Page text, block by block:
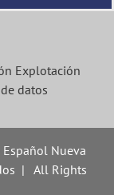
Explotación
datos
Nueva
| All Rights